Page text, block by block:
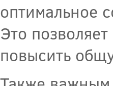
оптимальное
Это
повысить